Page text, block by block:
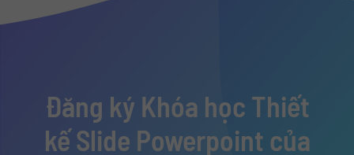
Đăng ký Khóa học Thiết
kế Slide Powerpoint của